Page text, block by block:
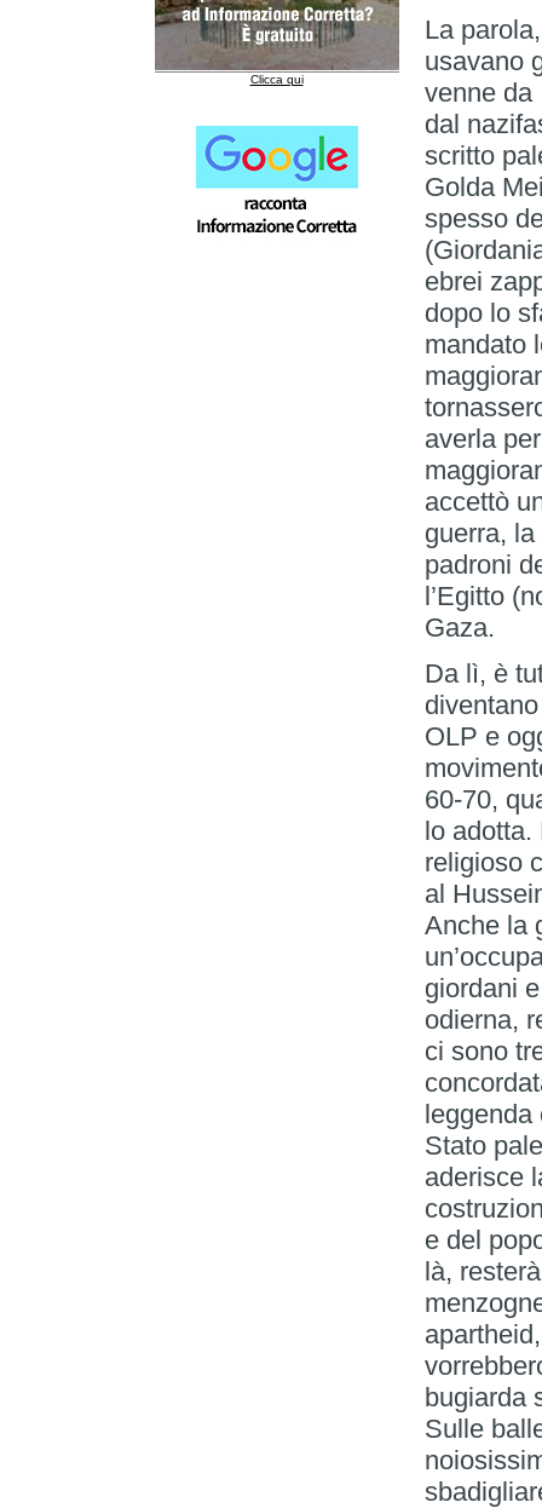
Clicca qui
La
usavano
venne da
dal
scritto
Golda
spesso
ebrei
dopo lo
mandato
averla
accettò
guerra,
padroni
l’Egitto
Gaza.
Da lì, è
OLP e
60-70,
lo adotta.
religioso
al
Anche la
giordani
odierna,
ci sono
leggenda
Stato
aderisce
e del
là,
bugiarda
Sulle